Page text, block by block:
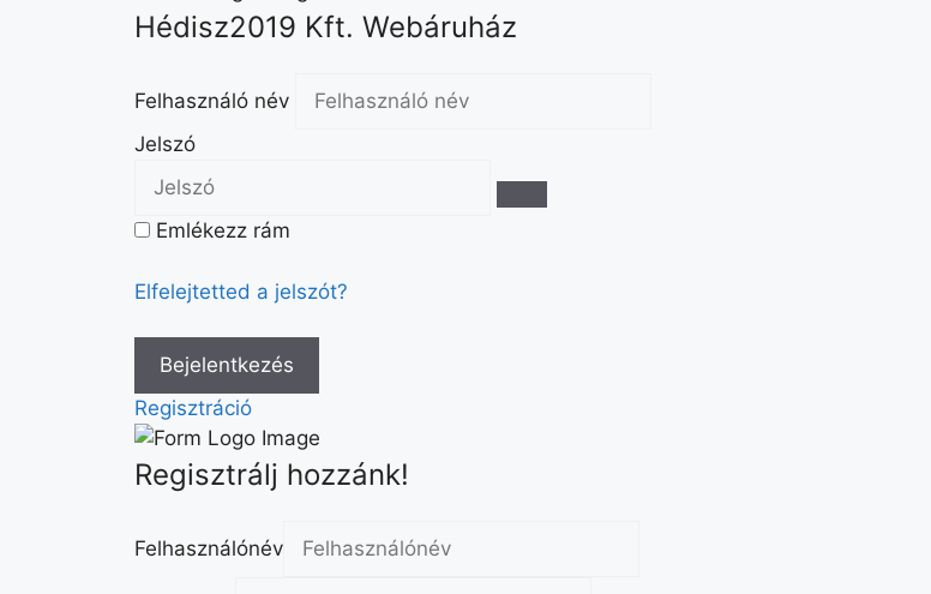
Hédisz2019 Kft. Webáruház
Felhasználó név
Jelszó
Emlékezz rám
Elfelejtetted a jelszót?
Regisztráció
Regisztrálj hozzánk!
Felhasználónév